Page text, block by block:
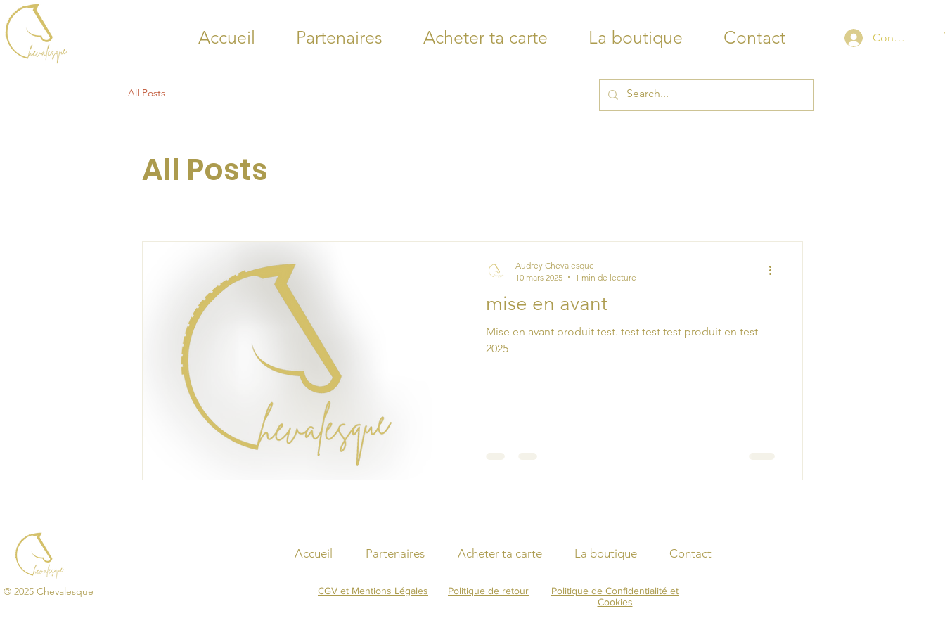
Accueil Partenaires Acheter ta carte La boutique Contact Connexion
All Posts
All Posts
mise en avant
Mise en avant produit test. test test test produit en test
2025
Audrey Chevalesque
10 mars 2025
1 min de lecture
Accueil Partenaires Acheter ta carte La boutique Contact
© 2025 Chevalesque CGV et Mentions Légales
Politique de Confidentialité et
Cookies
Politique de retour